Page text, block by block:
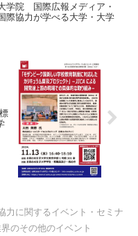
学院 国際広報メディア・
際協力が学べる大学・大学
力に関するイベント・セミナ
のその他のイベント